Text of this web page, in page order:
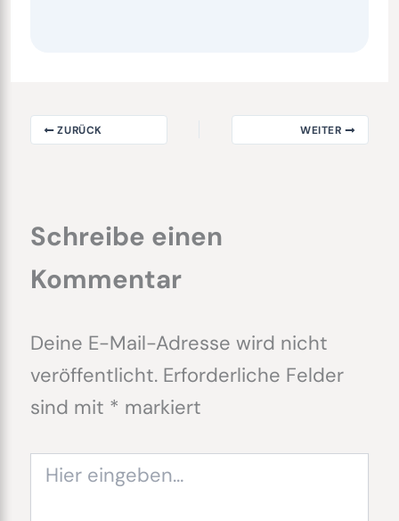
ZURÜCK WEITER
Schreibe einen
Kommentar
Deine E-Mail-Adresse wird nicht
veröffentlicht. Erforderliche Felder
sind mit * markiert
eingeben…